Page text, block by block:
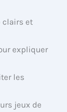
clairs et
expliquer
les
jeux de